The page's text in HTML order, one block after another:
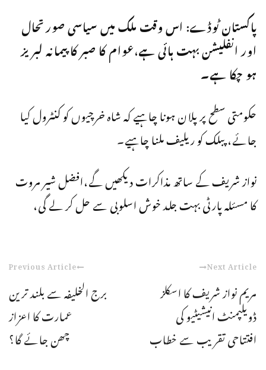
پاکستان ٹوڈے: اس وقت ملک میں سیاسی صورتحال
اور انفلیشن بہت ہائی ہے،عوام کا صبر کا پیمانہ لبریز
ہو چکا ہے۔
حکومتی سطح پر پلان ہونا چاہیے کہ شاہ خرچیوں کو کنٹرول کیا
جائے، پبلک کو ریلیف ملنا چاہیے۔
نواز شریف کے ساتھ مذاکرات دیکھیں گے،افضل شیر مروت
کا مسئلہ پارٹی بہت جلد خوش اسلوبی سے حل کر لے گی،
Previous Article
برج الخلیفہ سے بلند ترین
عمارت کا اعزاز
چھن جائے گا؟
Next Article
مریم نواز شریف کا اسکلز
ڈویلپمنٹ انیشیٹیو کی
افتتاحی تقریب سے خطاب